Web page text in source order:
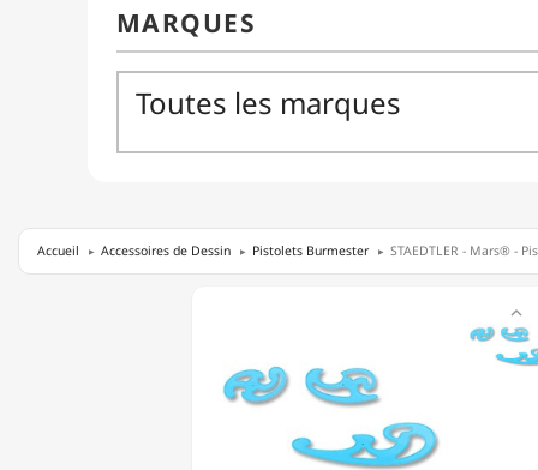
Accueil Accessoires de Dessin Pistolets Burmester STAEDTLER - Mars® -
